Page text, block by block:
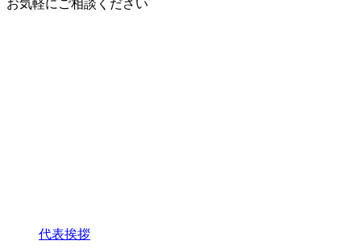
お気軽にご相談ください
代表挨拶